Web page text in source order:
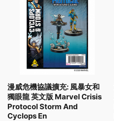
漫威危機協議擴充: 風暴女和
獨眼龍 英文版 Marvel Crisis
Protocol Storm And
Cyclops En